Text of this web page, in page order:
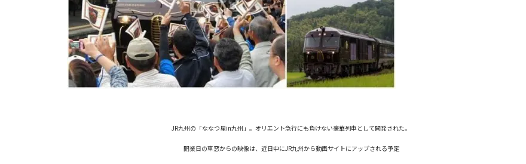
JR九州の「ななつ星in九州」。オリエント急行にも負けない豪華列車として開発された。
開業日の車窓からの映像は、近日中にJR九州から動画サイトにアップされる予定